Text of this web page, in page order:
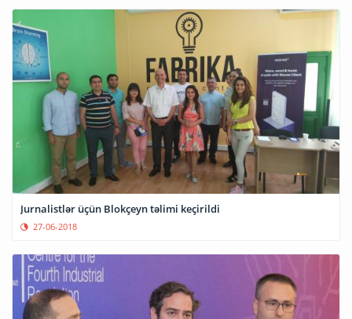
Jurnalistlər üçün Blokçeyn təlimi keçirildi
27-06-2018